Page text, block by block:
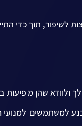
לשיפור, תוך כדי
ולוודא שהן מופיעות